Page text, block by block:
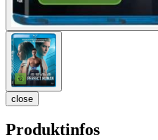
close
Produktinfos